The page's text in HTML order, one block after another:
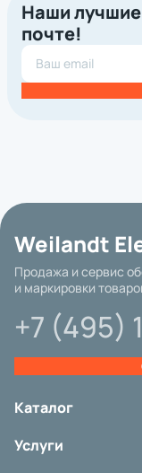
Honeywell
HPRT
iDPRT
MEFERI
Mertech
Urovo
Zebra
Атол
Интерфейс
Гарантия
Другие параметры
Категория
Вид принтера
Разрешение, dpi
Наши
почте!
Weilandt
Продажа и сервис
и маркировки
+7 (495)
Каталог
Сканеры штрих-кода
Услуги